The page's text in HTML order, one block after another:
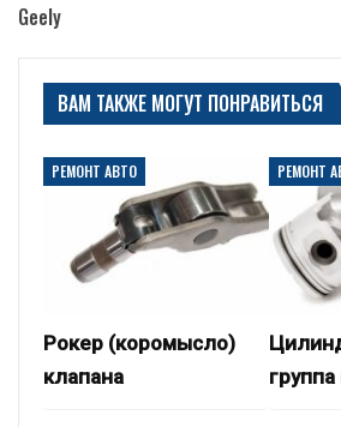
Geely
ВАМ ТАКЖЕ МОГУТ ПОНРАВИТЬСЯ
РЕМОНТ АВТО
Рокер (коромысло)
клапана
РЕМОНТ